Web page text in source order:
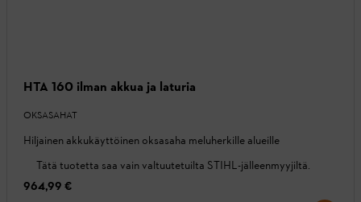
HTA 160 ilman akkua ja laturia
OKSASAHAT
Hiljainen akkukäyttöinen oksasaha meluherkille alueille
Tätä tuotetta saa vain valtuutetuilta STIHL-jälleenmyyjiltä.
964,99 €